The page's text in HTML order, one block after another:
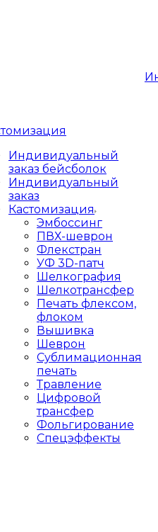
Индивидуальный
заказ бейсболок
Индивидуальный
заказ
Кастомизация
Эмбоссинг
ПВХ-шеврон
Флекстран
УФ 3D-патч
Шелкография
Шелкотрансфер
Печать флексом,
флоком
Вышивка
Шеврон
Сублимационная
печать
Травление
Цифровой
трансфер
Фольгирование
Спецэффекты